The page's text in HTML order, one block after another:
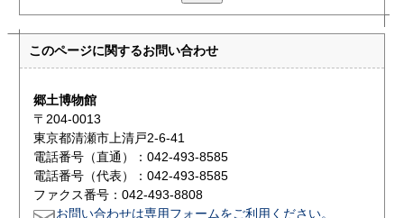
このページに関するお問い合わせ
郷土博物館
〒204-0013
東京都清瀬市上清戸2-6-41
電話番号（直通）：042-493-8585
電話番号（代表）：042-493-8585
ファクス番号：042-493-8808
お問い合わせは専用フォームをご利用ください。